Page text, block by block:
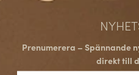
Prenumerera – Spännande
direkt till